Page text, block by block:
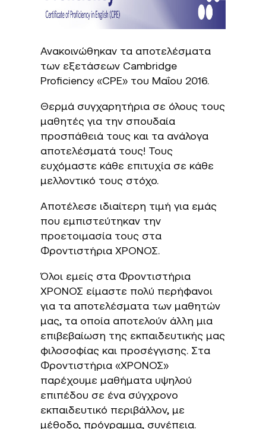
Ανακοινώθηκαν τα αποτελέσματα
των εξετάσεων Cambridge
Proficiency «CPE» του Μαΐου 2016.
Θερμά συγχαρητήρια σε όλους τους
μαθητές για την σπουδαία
προσπάθειά τους και τα ανάλογα
αποτελέσματά τους! Τους
ευχόμαστε κάθε επιτυχία σε κάθε
μελλοντικό τους στόχο.
Αποτέλεσε ιδιαίτερη τιμή για εμάς
που εμπιστεύτηκαν την
προετοιμασία τους στα
Φροντιστήρια ΧΡΟΝΟΣ.
Όλοι εμείς στα Φροντιστήρια
ΧΡΟΝΟΣ είμαστε πολύ περήφανοι
για τα αποτελέσματα των μαθητών
μας, τα οποία αποτελούν άλλη μια
επιβεβαίωση της εκπαιδευτικής μας
φιλοσοφίας και προσέγγισης. Στα
Φροντιστήρια «ΧΡΟΝΟΣ»
παρέχουμε μαθήματα υψηλού
επιπέδου σε ένα σύγχρονο
εκπαιδευτικό περιβάλλον, με
μέθοδο, πρόγραμμα, συνέπεια.